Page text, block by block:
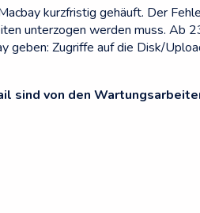
kurzfristig gehäuft. Der
unterzogen werden muss. Ab
geben: Zugriffe auf die Disk/
sind von den